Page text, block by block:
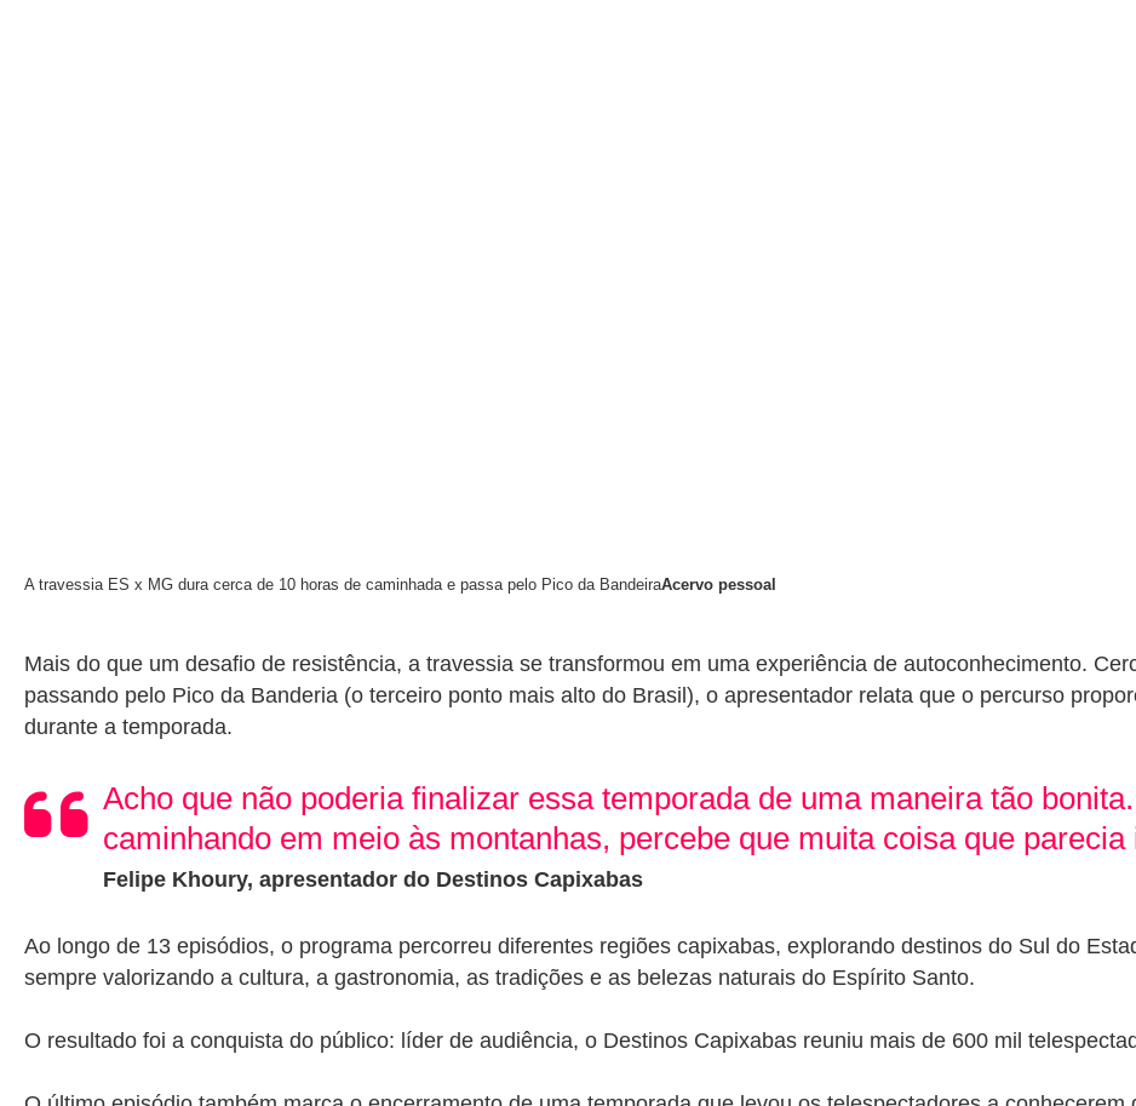
A travessia ES x MG dura cerca de 10 horas de caminhada e passa pelo Pico da BandeiraAcervo pessoal
Mais do que um desafio de resistência, a travessia se transformou em uma experiência de autoconhecimento.
passando pelo Pico da Banderia (o terceiro ponto mais alto do Brasil), o apresentador relata que o percurso
durante a temporada.
Acho que não poderia finalizar essa temporada de uma maneira tão
caminhando em meio às montanhas, percebe que muita coisa que
Felipe Khoury, apresentador do Destinos Capixabas
Ao longo de 13 episódios, o programa percorreu diferentes regiões capixabas, explorando destinos do Sul do
sempre valorizando a cultura, a gastronomia, as tradições e as belezas naturais do Espírito Santo.
O resultado foi a conquista do público: líder de audiência, o Destinos Capixabas reuniu mais de 600 mil